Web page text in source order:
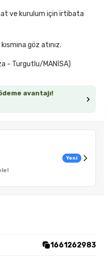
avantajı!
Yeni
1661262983
ve kurulum için irtibata
göz atınız.
- Turgutlu/MANİSA)